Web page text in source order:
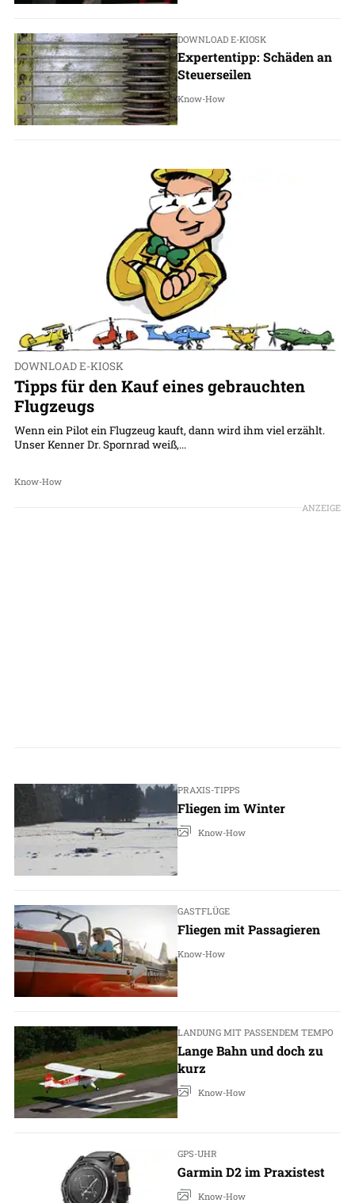
DOWNLOAD E-KIOSK
Expertentipp: Schäden an
Steuerseilen
Know-How
DOWNLOAD E-KIOSK
Tipps für den Kauf eines gebrauchten
Flugzeugs
Wenn ein Pilot ein Flugzeug kauft, dann wird ihm viel erzählt.
Unser Kenner Dr. Spornrad weiß,...
Know-How
ANZEIGE
PRAXIS-TIPPS
Fliegen im Winter
Know-How
GASTFLÜGE
Fliegen mit Passagieren
Know-How
LANDUNG MIT PASSENDEM TEMPO
Lange Bahn und doch zu
kurz
Know-How
GPS-UHR
Garmin D2 im Praxistest
Know-How